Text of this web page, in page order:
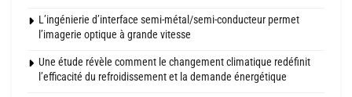
L’ingénierie d’interface semi-métal/semi-conducteur permet
l’imagerie optique à grande vitesse
Une étude révèle comment le changement climatique redéfinit
l’efficacité du refroidissement et la demande énergétique